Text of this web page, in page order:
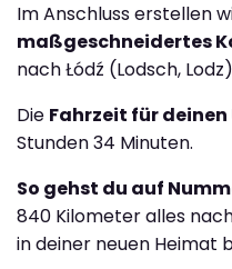
Im Anschluss erstellen
maßgeschneidertes
nach Łódź (Lodsch,
Die Fahrzeit für deinen
Stunden 34 Minuten.
So gehst du auf
840 Kilometer alles
in deiner neuen Heimat